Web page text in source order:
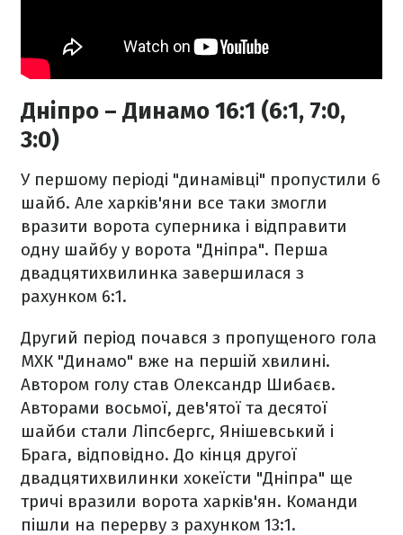
Дніпро – Динамо 16:1 (6:1, 7:0,
3:0)
У першому періоді "динамівці" пропустили 6
шайб. Але харків'яни все таки змогли
вразити ворота суперника і відправити
одну шайбу у ворота "Дніпра". Перша
двадцятихвилинка завершилася з
рахунком 6:1.
Другий період почався з пропущеного гола
МХК "Динамо" вже на першій хвилині.
Автором голу став Олександр Шибаєв.
Авторами восьмої, дев'ятої та десятої
шайби стали Ліпсбергс, Янішевський і
Брага, відповідно. До кінця другої
двадцятихвилинки хокеїсти "Дніпра" ще
тричі вразили ворота харків'ян. Команди
пішли на перерву з рахунком 13:1.